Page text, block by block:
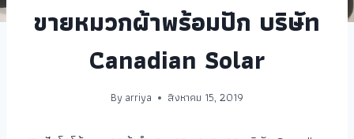
ขายหมวกผ้าพร้อมปัก บริษัท
Canadian Solar
Byarriya สิงหาคม 15, 2019